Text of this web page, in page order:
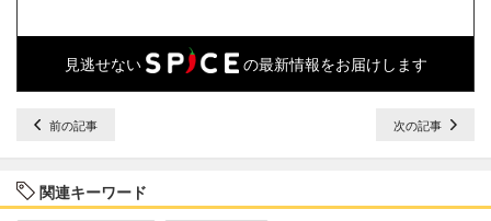
見逃せない の最新情報をお届けします
前の記事 次の記事
関連キーワード